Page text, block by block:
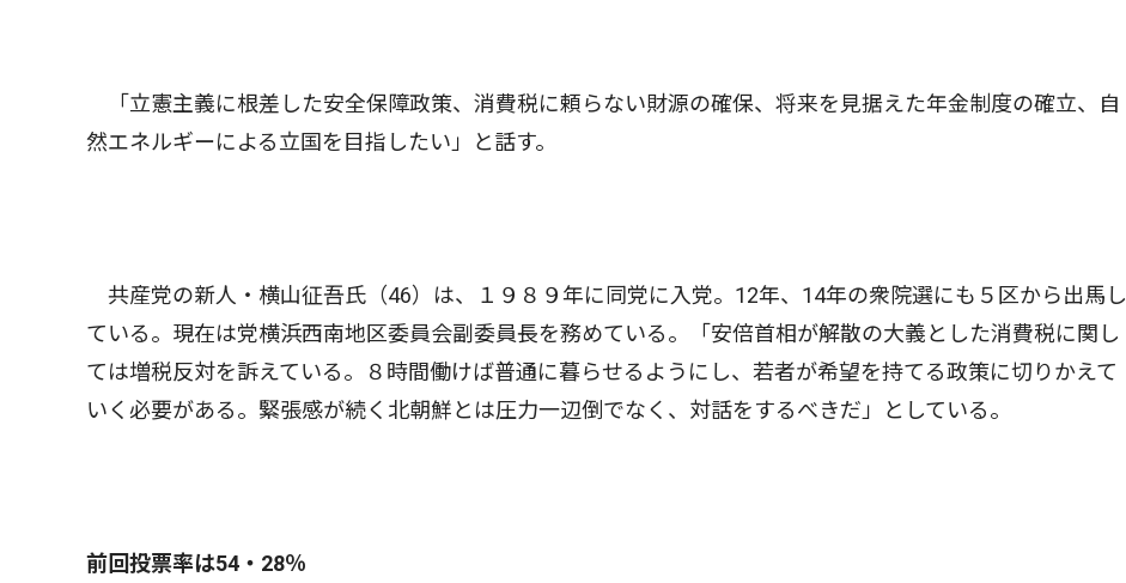
「立憲主義に根差した安全保障政策、消費税に頼らない財源の確保、将来を見据えた年金制度の確立、自
然エネルギーによる立国を目指したい」と話す。
共産党の新人・横山征吾氏（46）は、１９８９年に同党に入党。12年、14年の衆院選にも５区から出馬し
ている。現在は党横浜西南地区委員会副委員長を務めている。「安倍首相が解散の大義とした消費税に関し
ては増税反対を訴えている。８時間働けば普通に暮らせるようにし、若者が希望を持てる政策に切りかえて
いく必要がある。緊張感が続く北朝鮮とは圧力一辺倒でなく、対話をするべきだ」としている。
前回投票率は54・28％